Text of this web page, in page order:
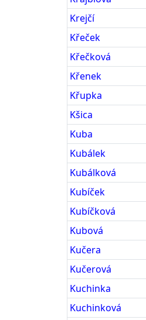
Krejčí
Křeček
Křečková
Křenek
Křupka
Kšica
Kuba
Kubálek
Kubálková
Kubíček
Kubíčková
Kubová
Kučera
Kučerová
Kuchinka
Kuchinková